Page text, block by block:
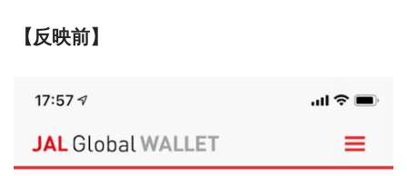
【反映前】